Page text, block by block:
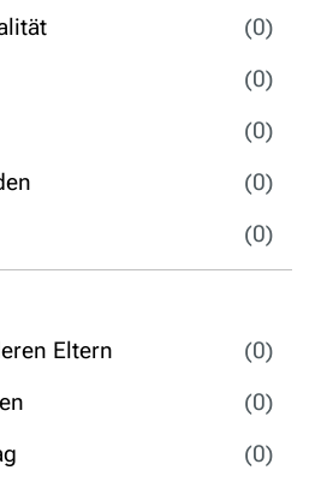
(0)
(0)
(0)
(0)
(0)
Eltern
(0)
(0)
(0)